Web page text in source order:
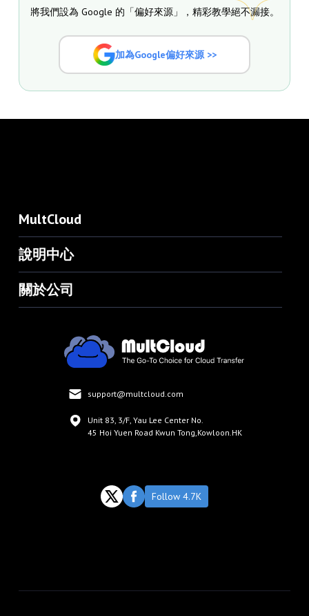
將我們設為 Google 的「偏好來源」，精彩教學絕不漏接。
加為Google偏好來源 >>
MultCloud
說明中心
關於公司
support@multcloud.com
Unit 83, 3/F, Yau Lee Center No.
45 Hoi Yuen Road Kwun Tong,Kowloon.HK
Follow 4.7K